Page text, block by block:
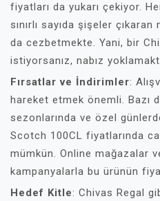
fiyatları da yukarı çekiyor.
sınırlı sayıda şişeler
da cezbetmekte. Yani, bir
istiyorsanız, nabız
Fırsatlar ve İndirimler:
hareket etmek önemli. Bazı
sezonlarında ve özel
Scotch 100CL fiyatlarında
mümkün. Online mağazalar
kampanyalarla bu ürünün
Hedef Kitle: Chivas Regal